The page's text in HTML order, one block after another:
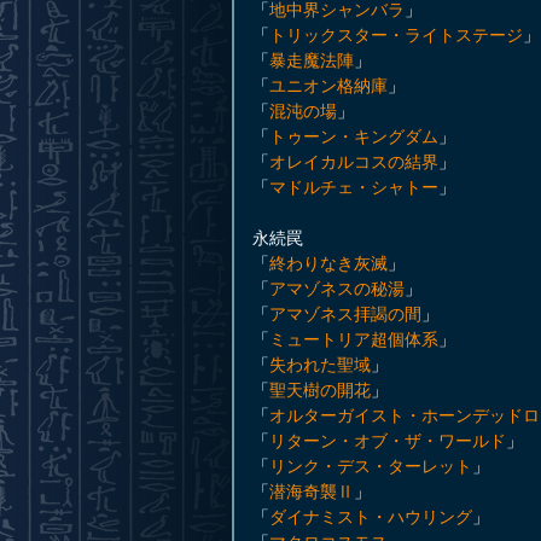
「地中界シャンバラ 」
「 トリックスター・ライトステージ 」
「暴走魔法陣 」
「ユニオン格納庫 」
「混沌の場 」
「 トゥーン・キングダム 」
「オレイカルコスの結界 」
「マドルチェ・シャトー 」
永続罠
「終わりなき灰滅 」
「アマゾネスの秘湯 」
「アマゾネス拝謁の間 」
「 ミュートリア超個体系 」
「失われた聖域 」
「聖天樹の開花 」
「オルターガイスト・ホーンデッド
「 リターン・オブ・ザ・ワールド 」
「 リンク・デス・ターレット 」
「潜海奇襲Ⅱ 」
「 ダイナミスト・ハウリング 」